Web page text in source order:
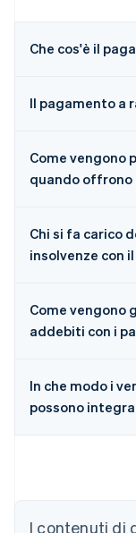
Che cos'è il
Il pagamento a
Come
quando offrono
Chi si fa carico
insolvenze con
Come vengono
addebiti con i
In che modo i
possono
I contenuti di
English